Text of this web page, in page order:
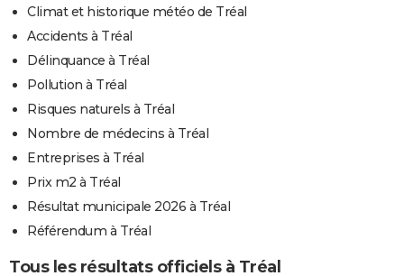
Climat et historique météo de Tréal
Accidents à Tréal
Délinquance à Tréal
Pollution à Tréal
Risques naturels à Tréal
Nombre de médecins à Tréal
Entreprises à Tréal
Prix m2 à Tréal
Résultat municipale 2026 à Tréal
Référendum à Tréal
Tous les résultats officiels à Tréal